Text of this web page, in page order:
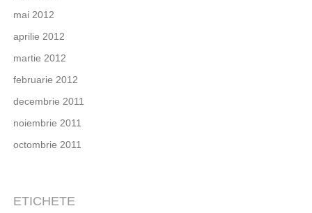
mai 2012
aprilie 2012
martie 2012
februarie 2012
decembrie 2011
noiembrie 2011
octombrie 2011
ETICHETE